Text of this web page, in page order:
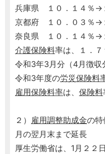
兵庫県 １０．１４％→
京都府 １０．０３％→
奈良県 １０．１４％→
介護保険料率は、１．
令和3年3月分（4月徴収
令和3年度の労災保険料
雇用保険料率は、 保険料
２） 雇用調整助成金の特
月の翌月末まで延長
厚生労働省は、1月２２